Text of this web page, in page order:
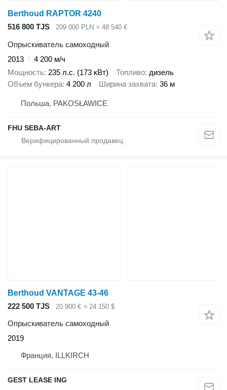
Berthoud RAPTOR 4240
516 800 TJS
209 000 PLN ≈ 48 540 €
Опрыскиватель самоходный
2013
4 200 м/ч
Мощность 235 л.с. (173 кВт) Топливо дизель
Объем бункера 4 200 л Ширина захвата 36 м
Польша, PAKOSŁAWICE
FHU SEBA-ART
Berthoud VANTAGE 43-46
222 500 TJS
20 900 € ≈ 24 150 $
Опрыскиватель самоходный
2019
Франция, ILLKIRCH
GEST LEASE ING